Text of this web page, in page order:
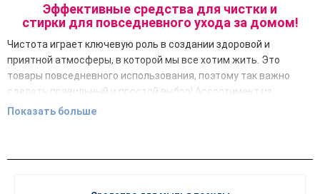
Эффективные средства для чистки и
стирки для повседневного ухода за домом!
Чистота играет ключевую роль в создании здоровой и
приятной атмосферы, в которой мы все хотим жить. Это
товары повседневного использования, поэтому так важно
сделать правильный и простой выбор! Ассортимент из
продуктовой линейки
Показать больше